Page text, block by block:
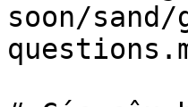
soon/